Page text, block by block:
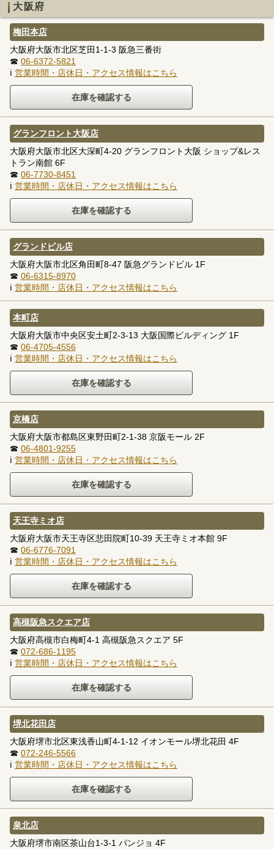
大阪府
梅田本店
大阪府大阪市北区芝田1-1-3 阪急三番街
☎ 06-6372-5821
ℹ 営業時間・店休日・アクセス情報はこちら
グランフロント大阪店
大阪府大阪市北区大深町4-20 グランフロント大阪 ショップ&レス
トラン南館 6F
☎ 06-7730-8451
ℹ 営業時間・店休日・アクセス情報はこちら
グランドビル店
大阪府大阪市北区角田町8-47 阪急グランドビル 1F
☎ 06-6315-8970
ℹ 営業時間・店休日・アクセス情報はこちら
本町店
大阪府大阪市中央区安土町2-3-13 大阪国際ビルディング 1F
☎ 06-4705-4556
ℹ 営業時間・店休日・アクセス情報はこちら
京橋店
大阪府大阪市都島区東野田町2-1-38 京阪モール 2F
☎ 06-4801-9255
ℹ 営業時間・店休日・アクセス情報はこちら
天王寺ミオ店
大阪府大阪市天王寺区悲田院町10-39 天王寺ミオ本館 9F
☎ 06-6776-7091
ℹ 営業時間・店休日・アクセス情報はこちら
高槻阪急スクエア店
大阪府高槻市白梅町4-1 高槻阪急スクエア 5F
☎ 072-686-1195
ℹ 営業時間・店休日・アクセス情報はこちら
堺北花田店
大阪府堺市北区東浅香山町4-1-12 イオンモール堺北花田 4F
☎ 072-246-5566
ℹ 営業時間・店休日・アクセス情報はこちら
泉北店
大阪府堺市南区茶山台1-3-1 パンジョ 4F